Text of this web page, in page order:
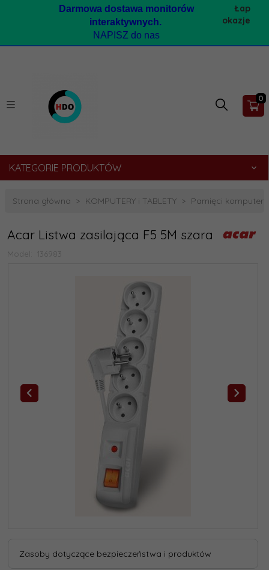
Darmowa dostawa monitorów
interaktywnych.
NAPISZ do nas
Łap
okazje
0
KATEGORIE PRODUKTÓW
Strona główna KOMPUTERY i TABLETY Pamięci
Acar Listwa zasilająca F5 5M szara
Model: 136983
Zasoby dotyczące bezpieczeństwa i produktów